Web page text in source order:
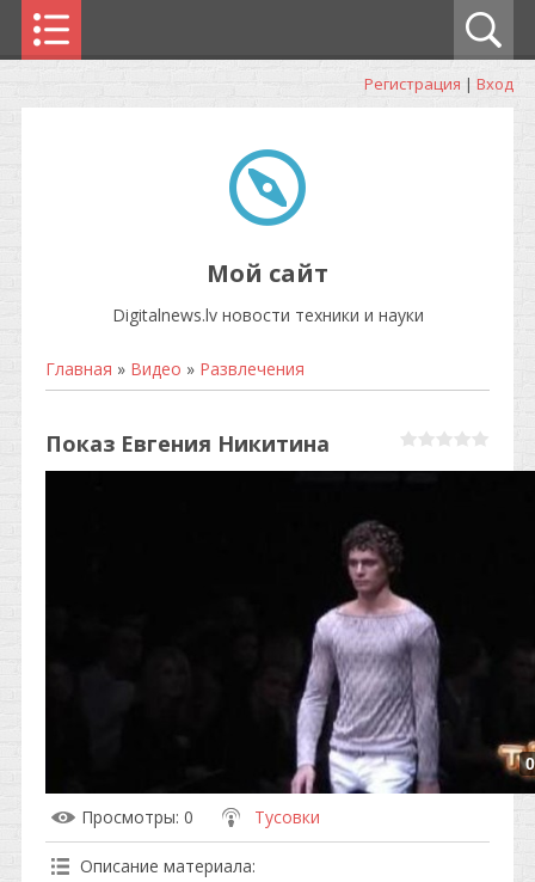
Регистрация | Вход
Мой сайт
Digitalnews.lv новости техники и науки
Главная » Видео » Развлечения
Показ Евгения Никитина
Просмотры: 0 Тусовки
Описание материала: